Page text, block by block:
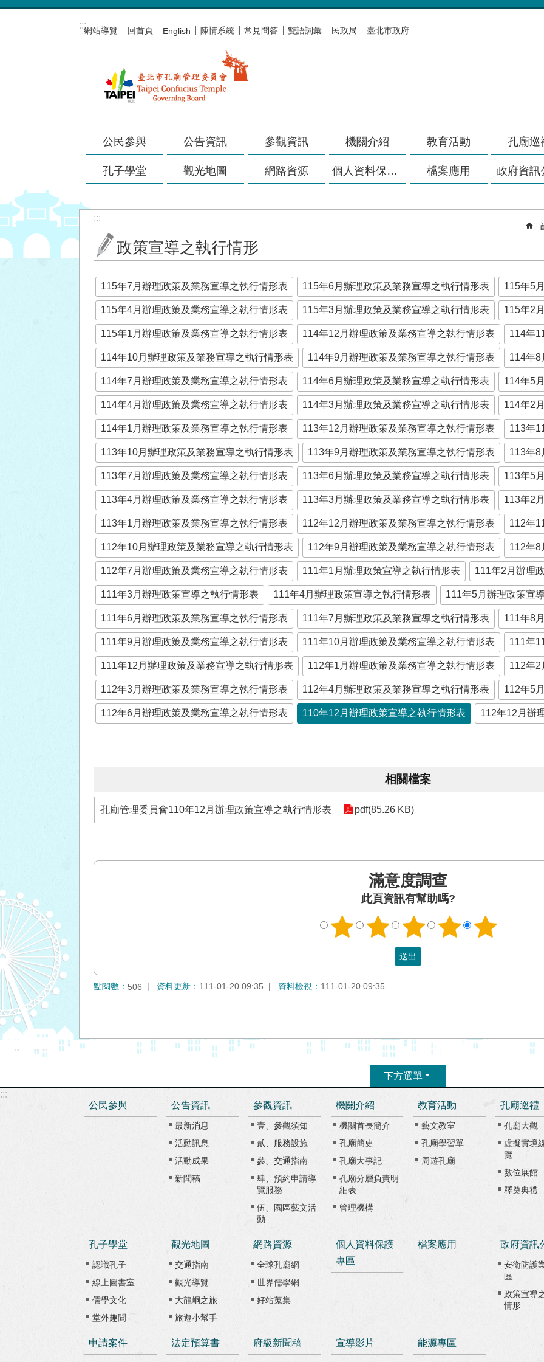
跳到主要內容區塊
:::網站導覽 回首頁 English 陳情系統 常見問答 雙語詞彙 民政局 臺北市政府
公民參與 公告資訊 參觀資訊 機關介紹 教育活動 孔廟巡
孔子學堂 觀光地圖 網路資源 個人資料保護專區 檔案應用 政府資訊
:::
政策宣導之執行情形
115年7月辦理政策及業務宣導之執行情形表 115年6月辦理政策及業務宣導之執行情形表 115年5
115年4月辦理政策及業務宣導之執行情形表 115年3月辦理政策及業務宣導之執行情形表 115年2
115年1月辦理政策及業務宣導之執行情形表 114年12月辦理政策及業務宣導之執行情形表 114年
114年10月辦理政策及業務宣導之執行情形表 114年9月辦理政策及業務宣導之執行情形表 114年8
114年7月辦理政策及業務宣導之執行情形表 114年6月辦理政策及業務宣導之執行情形表 114年5
114年4月辦理政策及業務宣導之執行情形表 114年3月辦理政策及業務宣導之執行情形表 114年2
114年1月辦理政策及業務宣導之執行情形表 113年12月辦理政策及業務宣導之執行情形表 113年
113年10月辦理政策及業務宣導之執行情形表 113年9月辦理政策及業務宣導之執行情形表 113年8
113年7月辦理政策及業務宣導之執行情形表 113年6月辦理政策及業務宣導之執行情形表 113年5
113年4月辦理政策及業務宣導之執行情形表 113年3月辦理政策及業務宣導之執行情形表 113年2
113年1月辦理政策及業務宣導之執行情形表 112年12月辦理政策及業務宣導之執行情形表 112年
112年10月辦理政策及業務宣導之執行情形表 112年9月辦理政策及業務宣導之執行情形表 112年8
112年7月辦理政策及業務宣導之執行情形表 111年1月辦理政策宣導之執行情形表 111年2月辦理
111年3月辦理政策宣導之執行情形表 111年4月辦理政策宣導之執行情形表 111年5月辦理政策宣
111年6月辦理政策及業務宣導之執行情形表 111年7月辦理政策及業務宣導之執行情形表 111年8
111年9月辦理政策及業務宣導之執行情形表 111年10月辦理政策及業務宣導之執行情形表 111年
111年12月辦理政策及業務宣導之執行情形表 112年1月辦理政策及業務宣導之執行情形表 112年2
112年3月辦理政策及業務宣導之執行情形表 112年4月辦理政策及業務宣導之執行情形表 112年5
112年6月辦理政策及業務宣導之執行情形表 110年12月辦理政策宣導之執行情形表 112年12月辦
相關檔案
孔廟管理委員會110年12月辦理政策宣導之執行情形表 pdf(85.26 KB)
滿意度調查
此頁資訊有幫助嗎?
點閱數： 506 資料更新： 111-01-20 09:35 資料檢視： 111-01-20 09:35
下方選單
:::
公民參與
公告資訊
最新消息
活動訊息
活動成果
新聞稿
參觀資訊
壹、參觀須知
貳、服務設施
參、交通指南
肆、預約申請導
覽服務
伍、園區藝文活
動
機關介紹
機關首長簡介
孔廟簡史
孔廟大事記
孔廟分層負責明
細表
管理機構
教育活動
藝文教室
孔廟學習單
周遊孔廟
孔廟巡禮
孔廟大觀
虛擬實境
覽
數位展館
釋奠典禮
孔子學堂
認識孔子
線上圖書室
儒學文化
堂外趣聞
觀光地圖
交通指南
觀光導覽
大龍峒之旅
旅遊小幫手
網路資源
全球孔廟網
世界儒學網
好站蒐集
個人資料保護
專區
檔案應用 政府資訊
安衛防護
區
政策宣導
情形
申請案件 法定預算書 府級新聞稿 宣導影片 能源專區